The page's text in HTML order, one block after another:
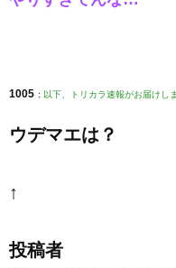
1005 : 以下、トリカラ速報がお届けし
ウデマエは？
↑
投稿者